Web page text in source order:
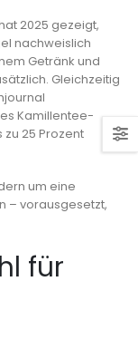
2025 gezeigt,
nachweislich
Getränk und
Gleichzeitig
Kamillentee-
25 Prozent
um eine
– vorausgesetzt,
für